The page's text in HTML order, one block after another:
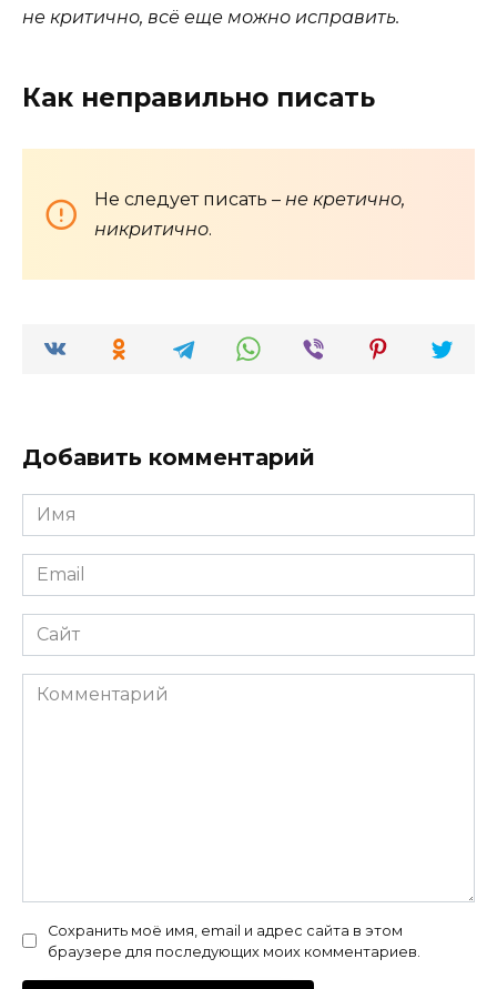
не критично, всё еще можно исправить.
Как неправильно писать
Не следует писать – не кретично,
никритично.
Добавить комментарий
Имя
*
Email
*
Сайт
Комментарий
Сохранить моё имя, email и адрес сайта в этом
браузере для последующих моих комментариев.